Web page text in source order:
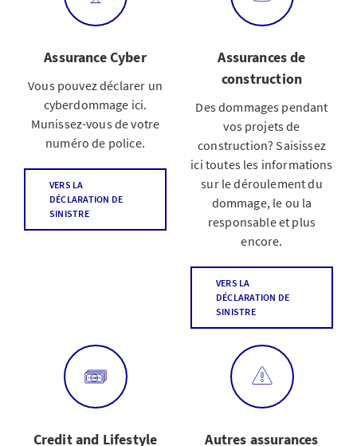
Assurance Cyber
Vous pouvez déclarer un
cyberdommage ici.
Munissez-vous de votre
numéro de police.
VERS LA
DÉCLARATION DE
SINISTRE
Assurances de
construction
Des dommages pendant
vos projets de
construction? Saisissez
ici toutes les informations
sur le déroulement du
dommage, le ou la
responsable et plus
encore.
VERS LA
DÉCLARATION DE
SINISTRE
Credit and Lifestyle Autres assurances